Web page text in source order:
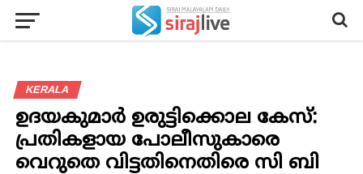
KERALA
ഉദയകുമാര്‍ ഉരുട്ടിക്കൊല കേസ്:
പ്രതികളായ പോലീസുകാരെ
വെറുതെ വിട്ടതിനെതിരെ സി ബി